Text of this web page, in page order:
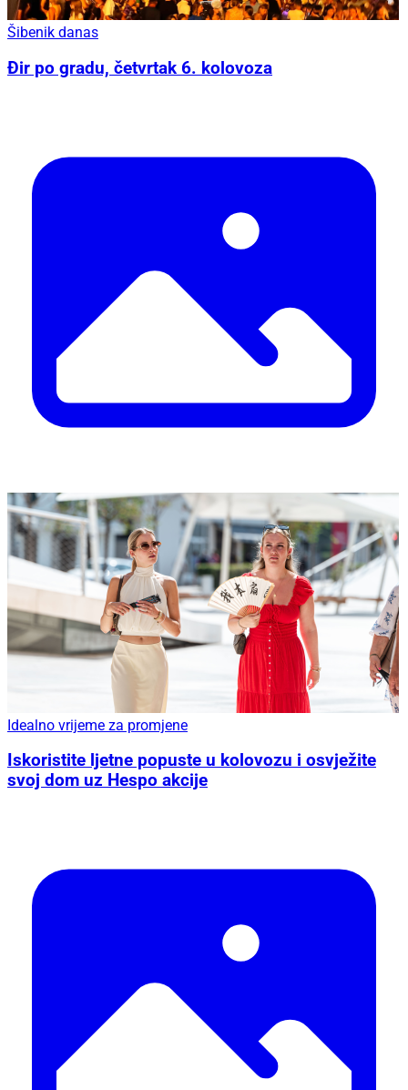
Šibenik danas
Đir po gradu, četvrtak 6. kolovoza
Idealno vrijeme za promjene
Iskoristite ljetne popuste u kolovozu i osvježite
svoj dom uz Hespo akcije